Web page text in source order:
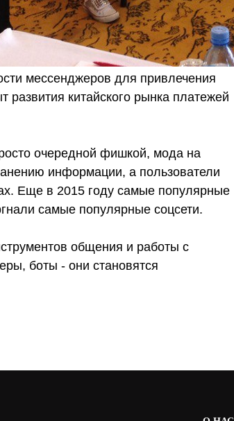
мессенджеров для привлечения
развития китайского рынка платежей
очередной фишкой, мода на
информации, а пользователи
Еще в 2015 году самые популярные
самые популярные соцсети.
общения и работы с
боты - они становятся